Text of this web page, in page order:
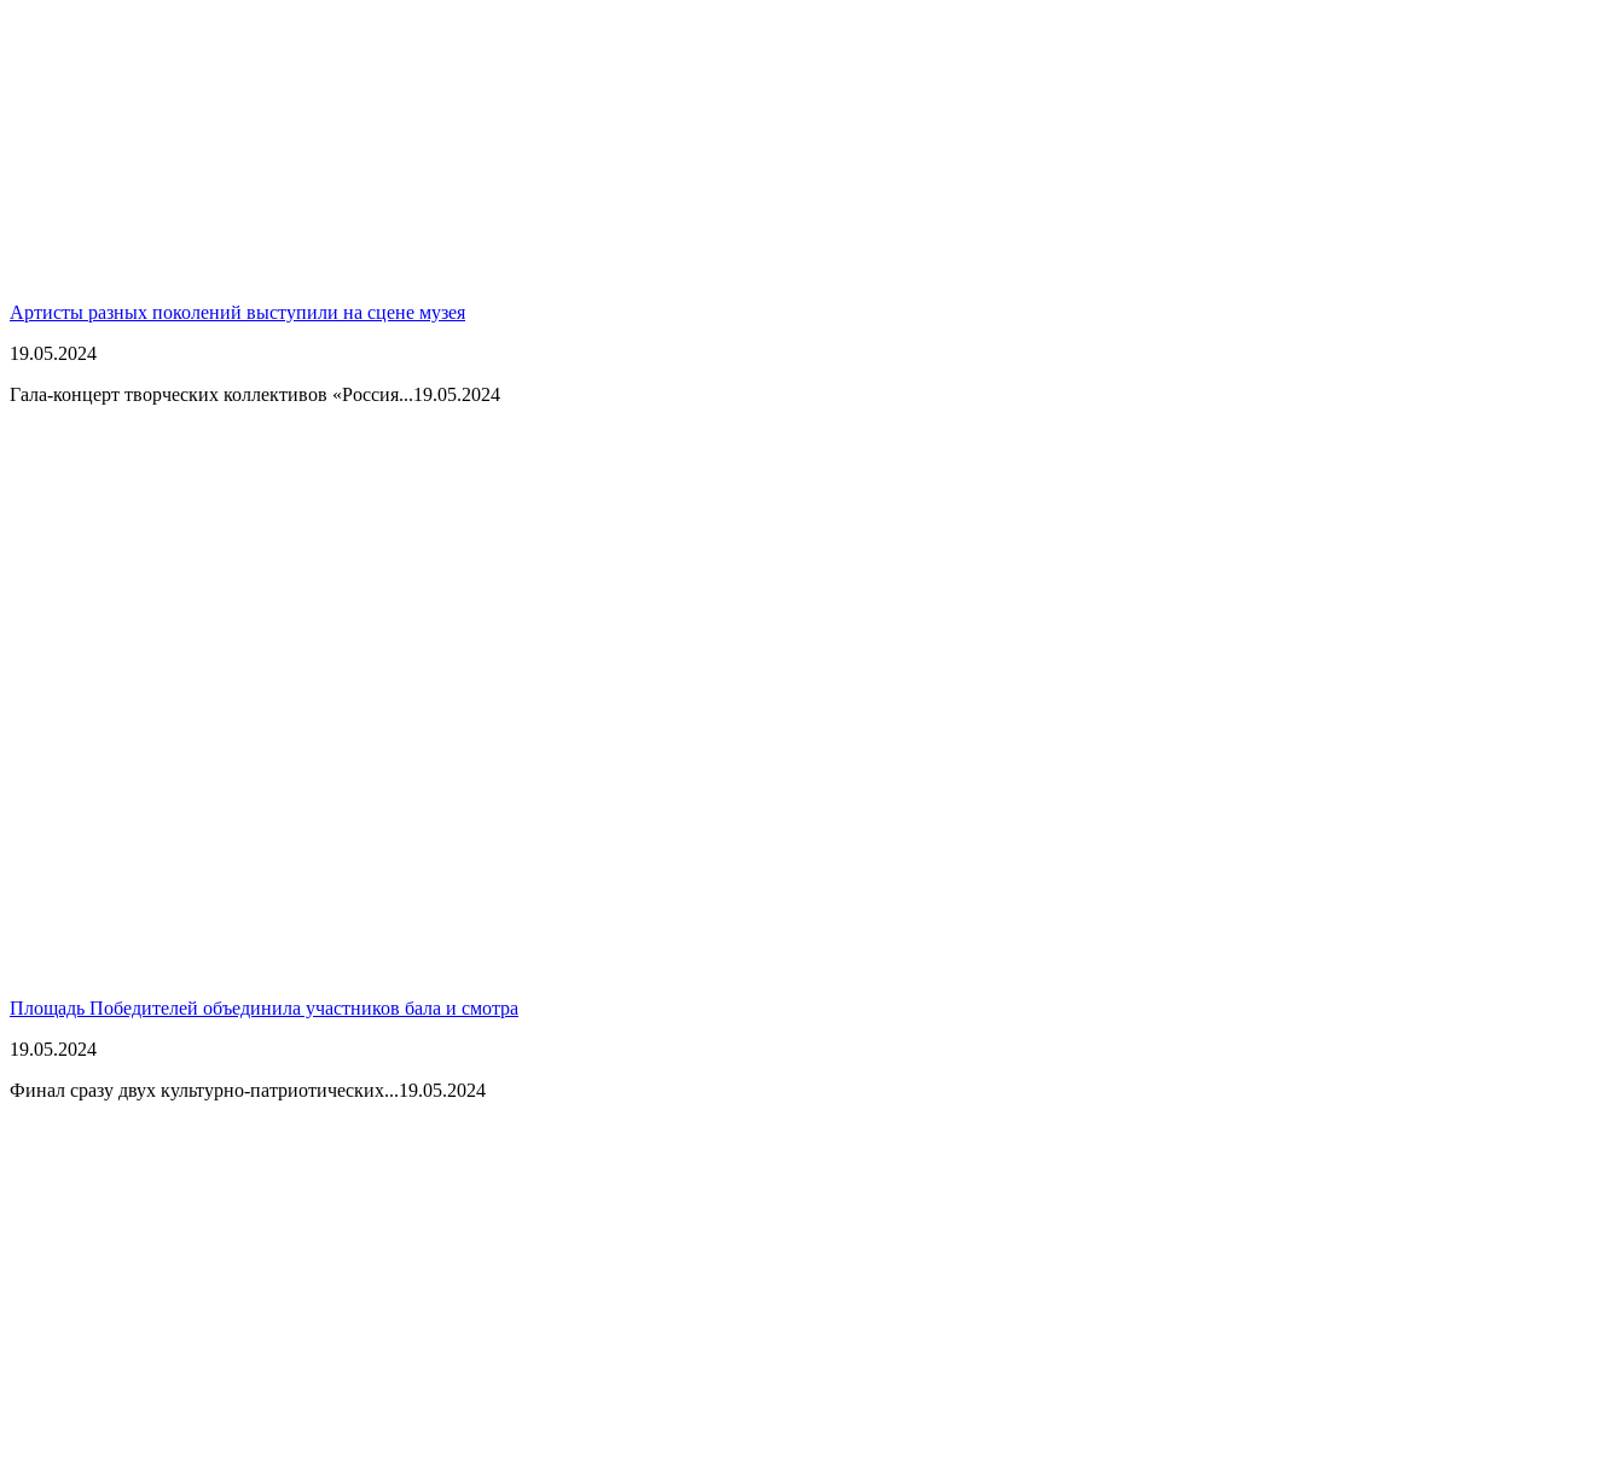
Артисты разных поколений выступили на сцене музея
19.05.2024
Гала-концерт творческих коллективов «Россия...19.05.2024
Площадь Победителей объединила участников бала и смотра
19.05.2024
Финал сразу двух культурно-патриотических...19.05.2024